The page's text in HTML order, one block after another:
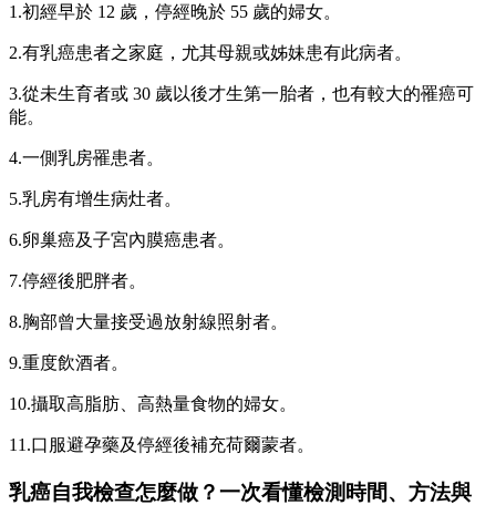
1.初經早於 12 歲，停經晚於 55 歲的婦女。
2.有乳癌患者之家庭，尤其母親或姊妹患有此病者。
3.從未生育者或 30 歲以後才生第一胎者，也有較大的罹癌可
能。
4.一側乳房罹患者。
5.乳房有增生病灶者。
6.卵巢癌及子宮內膜癌患者。
7.停經後肥胖者。
8.胸部曾大量接受過放射線照射者。
9.重度飲酒者。
10.攝取高脂肪、高熱量食物的婦女。
11.口服避孕藥及停經後補充荷爾蒙者。
乳癌自我檢查怎麼做？一次看懂檢測時間、方法與